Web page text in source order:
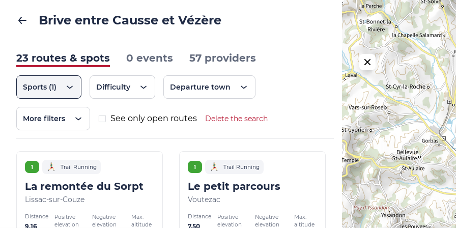
Brive entre Causse et Vézère
23 routes & spots 0 events 57 providers
Sports (1) Difficulty Departure town
More filters See only open routes Delete the search
1 Trail Running
La remontée du Sorpt
Lissac-sur-Couze
Distance
9.16
Positive
elevation
Negative
elevation
Max.
altitude
1 Trail Running
Le petit parcours
Voutezac
Distance
7.50
Positive
elevation
Negative
elevation
Max.
altitude